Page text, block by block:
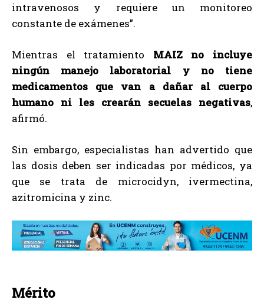
intravenosos y requiere un monitoreo
constante de exámenes”.
Mientras el tratamiento MAIZ no incluye
ningún manejo laboratorial y no tiene
medicamentos que van a dañar al cuerpo
humano ni les crearán secuelas negativas,
afirmó.
Sin embargo, especialistas han advertido que
las dosis deben ser indicadas por médicos, ya
que se trata de microcidyn, ivermectina,
azitromicina y zinc.
Mérito